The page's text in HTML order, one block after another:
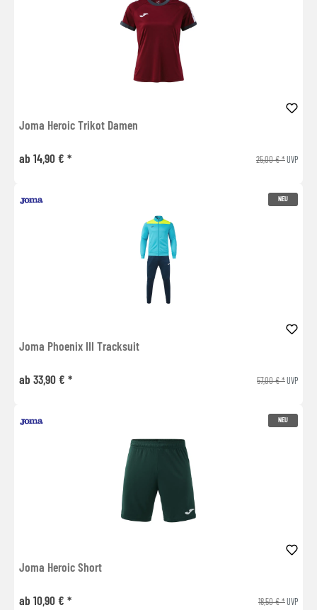
Joma Heroic Trikot Damen
ab 14,90 € * 25,00 € *UVP
NEU
Joma Phoenix III Tracksuit
ab 33,90 € * 57,00 € *UVP
NEU
Joma Heroic Short
ab 10,90 € * 18,50 € *UVP